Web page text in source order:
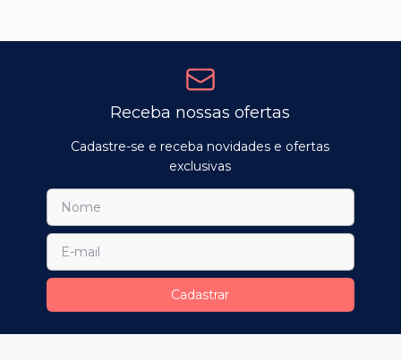
Receba nossas ofertas
Cadastre-se e receba novidades e ofertas
exclusivas